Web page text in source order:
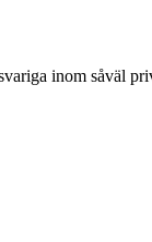
inom såväl